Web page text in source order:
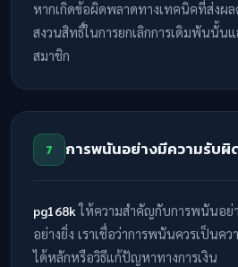
หากเกิดข้อผิดพลาดทางเทคนิคที่ส่งผล
สงวนสิทธิ์ในการยกเลิกการเดิมพันนั้น
สมาชิก
7 การพนันอย่างมีความรับผิ
pg168k ให้ความสำคัญกับการพนันอย่
อย่างยิ่ง เราเชื่อว่าการพนันควรเป็นค
ได้หลักหรือวิธีแก้ปัญหาทางการเงิน